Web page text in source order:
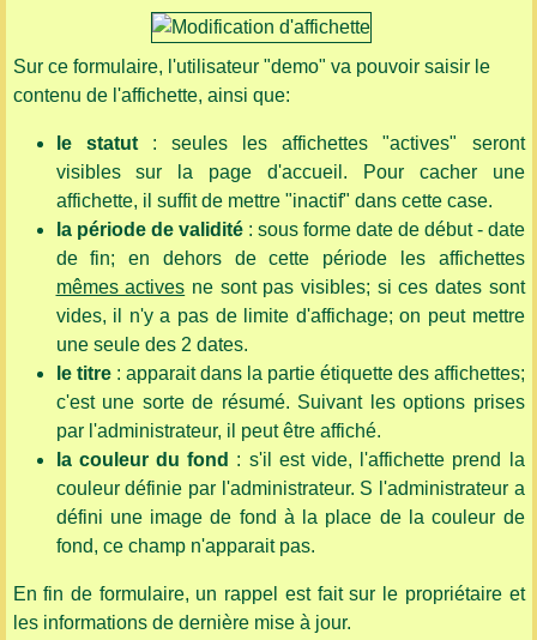
Sur ce formulaire, l'utilisateur "demo" va pouvoir saisir le
contenu de l'affichette, ainsi que:
le statut : seules les affichettes "actives" seront
visibles sur la page d'accueil. Pour cacher une
affichette, il suffit de mettre "inactif" dans cette case.
la période de validité : sous forme date de début - date
de fin; en dehors de cette période les affichettes
mêmes actives ne sont pas visibles; si ces dates sont
vides, il n'y a pas de limite d'affichage; on peut mettre
une seule des 2 dates.
le titre: apparait dans la partie étiquette des affichettes;
c'est une sorte de résumé. Suivant les options prises
par l'administrateur, il peut être affiché.
la couleur du fond : s'il est vide, l'affichette prend la
couleur définie par l'administrateur. S l'administrateur a
défini une image de fond à la place de la couleur de
fond, ce champ n'apparait pas.
En fin de formulaire, un rappel est fait sur le propriétaire et
les informations de dernière mise à jour.